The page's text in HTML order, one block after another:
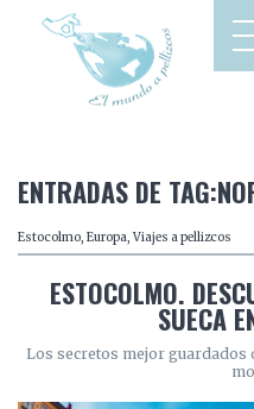
ENTRADAS DE
Estocolmo, Europa, Viajes a pellizcos
ESTOCOLMO.
SUECA
Los secretos mejor guardados